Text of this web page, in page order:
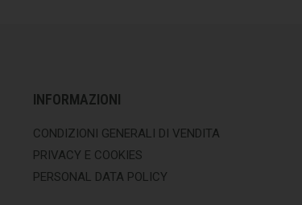
INFORMAZIONI
CONDIZIONI GENERALI DI VENDITA
PRIVACY E COOKIES
PERSONAL DATA POLICY